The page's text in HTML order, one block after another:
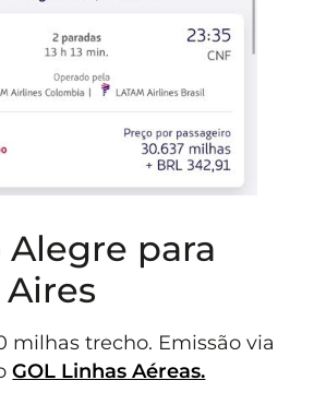
Alegre para
milhas trecho. Emissão via
GOL Linhas Aéreas.